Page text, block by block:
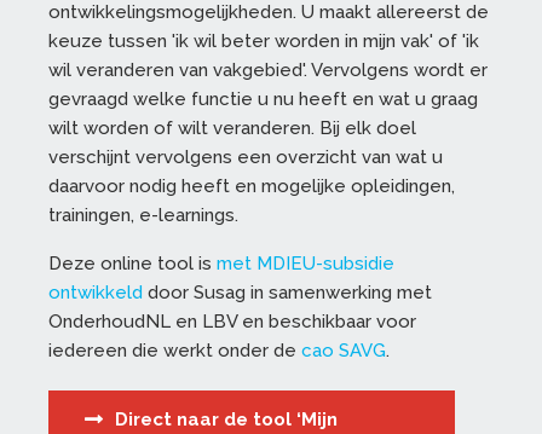
ontwikkelingsmogelijkheden. U maakt allereerst de
keuze tussen 'ik wil beter worden in mijn vak' of 'ik
wil veranderen van vakgebied'. Vervolgens wordt er
gevraagd welke functie u nu heeft en wat u graag
wilt worden of wilt veranderen. Bij elk doel
verschijnt vervolgens een overzicht van wat u
daarvoor nodig heeft en mogelijke opleidingen,
trainingen, e-learnings.
Deze online tool is met MDIEU-subsidie
ontwikkeld door Susag in samenwerking met
OnderhoudNL en LBV en beschikbaar voor
iedereen die werkt onder de cao SAVG.
Direct naar de tool ‘Mijn